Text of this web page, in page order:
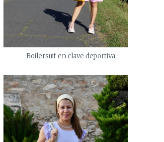
Boilersuit en clave deportiva